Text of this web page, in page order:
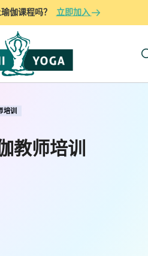
伽课程吗？ 立即加入
培训
教师培训